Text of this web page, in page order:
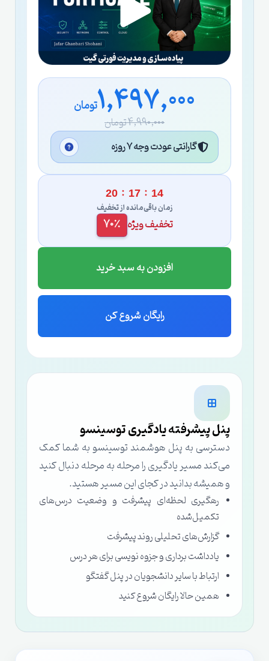
1,497,000تومان
4,990,000 تومان
گارانتی عودت وجه ۷ روزه
20 : 17 : 13
زمان باقی‌مانده از تخفیف
تخفیف ویژه 70٪
افزودن به سبد خرید
رایگان شروع کن
پنل پیشرفته یادگیری توسینسو
دسترسی به پنل هوشمند توسینسو به شما کمک
می‌کند مسیر یادگیری را مرحله به مرحله دنبال کنید
و همیشه بدانید در کجای این مسیر هستید.
رهگیری لحظه‌ای پیشرفت و وضعیت درس‌های
تکمیل‌شده
گزارش‌های تحلیلی روند پیشرفت
یادداشت برداری و جزوه نویسی برای هر درس
ارتباط با سایر دانشجویان در پنل گفتگو
همین حالا رایگان شروع کنید